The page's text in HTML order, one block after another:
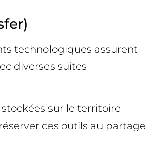
technologiques assurent
diverses suites
sur le territoire
ces outils au partage